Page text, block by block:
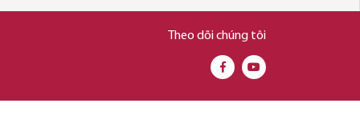
Theo dõi chúng tôi